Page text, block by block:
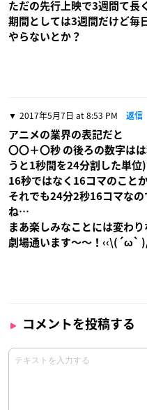
ただの先行上映で3週間て長
期間としては3週間だけど毎
やらないとか？
2017年5月7日 at 8:53 PM 返信
アニメの業界の表記だと
〇〇＋〇秒 の後ろの数字は
うと1秒間を24分割した単位
16秒ではなく16コマのことか
それでも24分2秒16コマな
ね…
まあ楽しみなことには変わり
劇場通います〜〜！‹‹\(´ω`
コメントを投稿する